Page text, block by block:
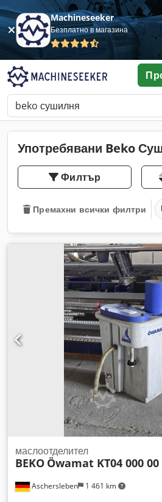
Machineseeker
Безплатно в магазина
Употребявани Beko
Филтър
Премахни всички филтри
Aschersleben 1 461 km
маслоотделител
BEKO Öwamat KT04 000 00